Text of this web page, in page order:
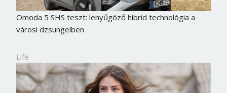
Omoda 5 SHS teszt: lenyűgöző hibrid technológia a
városi dzsungelben
Life